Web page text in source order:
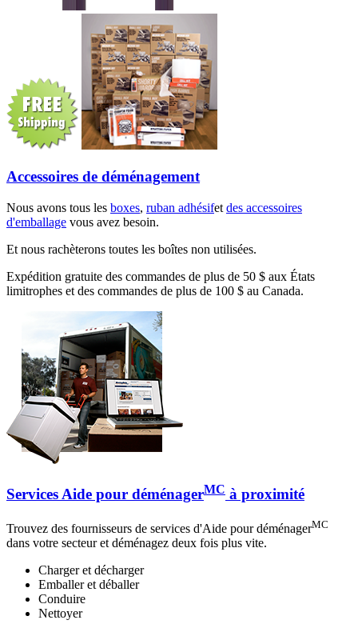
Accessoires de déménagement
Nous avons tous les boxes, ruban adhésifet des accessoires
d'emballage vous avez besoin.
Et nous rachèterons toutes les boîtes non utilisées.
Expédition gratuite des commandes de plus de 50 $ aux États
limitrophes et des commandes de plus de 100 $ au Canada.
Services Aide pour déménagerMC à proximité
Trouvez des fournisseurs de services d'Aide pour déménagerMC
dans votre secteur et déménagez deux fois plus vite.
Charger et décharger
Emballer et déballer
Conduire
Nettoyer